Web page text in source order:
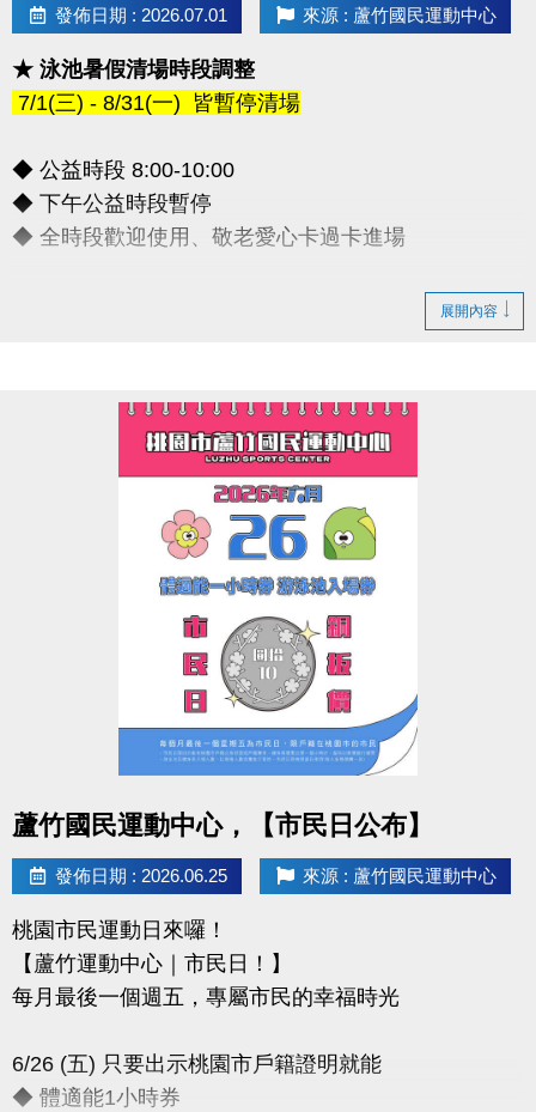
發佈日期 : 2026.07.01 來源 : 蘆竹國民運動中心
★ 泳池暑假清場時段調整
7/1(三) - 8/31(一) 皆暫停清場
◆ 公益時段 8:00-10:00
◆ 下午公益時段暫停
◆ 全時段歡迎使用、敬老愛心卡過卡進場
-洽詢專線：03-2639066 #112
-官網 :
https://www.lzsports.com.tw/zh_TW/news/pageID/1/
-FB : 桃園市蘆竹國民運動中心
-IG : @luzhusports
展開內容
蘆竹國民運動中心，【市民日公布】
發佈日期 : 2026.06.25 來源 : 蘆竹國民運動中心
桃園市民運動日來囉！
【蘆竹運動中心｜市民日！】
每月最後一個週五，專屬市民的幸福時光
6/26 (五) 只要出示桃園市戶籍證明就能
◆ 體適能1小時券